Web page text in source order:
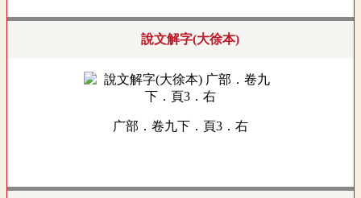
說文解字(大徐本)
广部．卷九下．頁3．右